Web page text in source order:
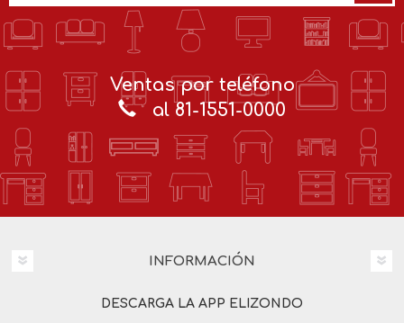
Ventas por teléfono
al 81-1551-0000
INFORMACIÓN
DESCARGA LA APP ELIZONDO